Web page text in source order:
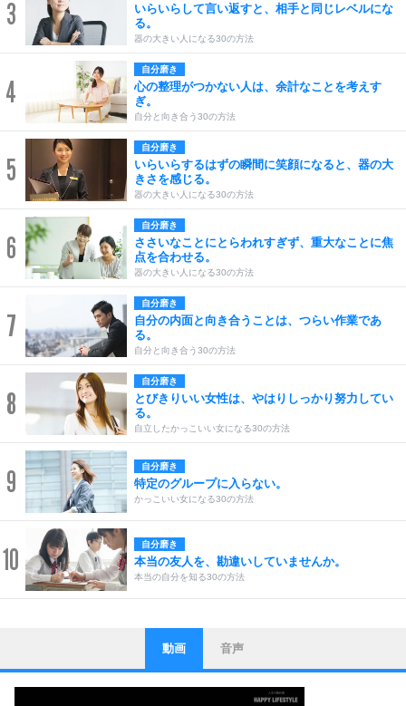
3
いらいらして言い返すと、相手と同じレベルにな
る。
器の大きい人になる30の方法
4
自分磨き
心の整理がつかない人は、余計なことを考えす
ぎ。
自分と向き合う30の方法
5
自分磨き
いらいらするはずの瞬間に笑顔になると、器の大
きさを感じる。
器の大きい人になる30の方法
6
自分磨き
ささいなことにとらわれすぎず、重大なことに焦
点を合わせる。
器の大きい人になる30の方法
7
自分磨き
自分の内面と向き合うことは、つらい作業であ
る。
自分と向き合う30の方法
8
自分磨き
とびきりいい女性は、やはりしっかり努力してい
る。
自立したかっこいい女になる30の方法
9 自分磨き
特定のグループに入らない。
かっこいい女になる30の方法
10 自分磨き
本当の友人を、勘違いしていませんか。
本当の自分を知る30の方法
1
ストレス対策
他人と比べない。
いっそのこと、他人を見ない。
いらいらしない人になる30の方法
動画 音声